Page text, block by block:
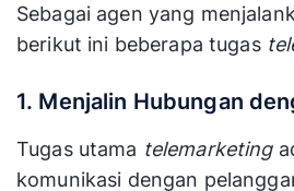
Sebagai agen yang
berikut ini beberapa tugas
1. Menjalin Hubungan
Tugas utama telemarketing
komunikasi dengan